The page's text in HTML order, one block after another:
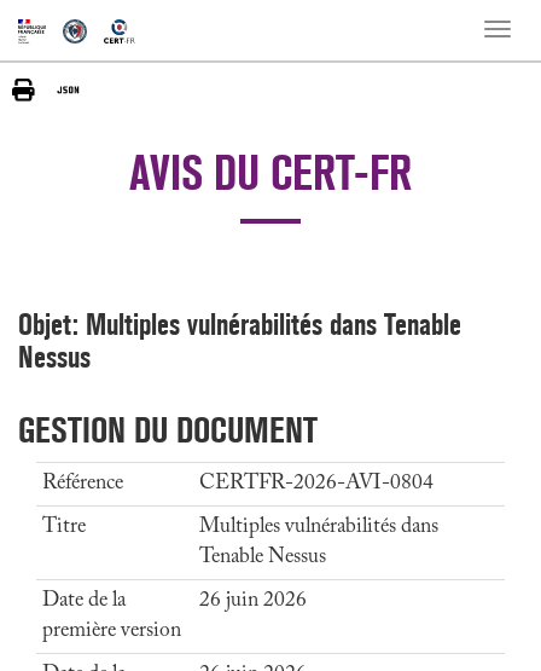
Toggle
AVIS DU CERT-FR
Objet: Multiples vulnérabilités dans Tenable
Nessus
GESTION DU DOCUMENT
Référence
CERTFR-2026-AVI-0804
Titre
Multiples vulnérabilités dans
Tenable Nessus
Date de la
première version
26 juin 2026